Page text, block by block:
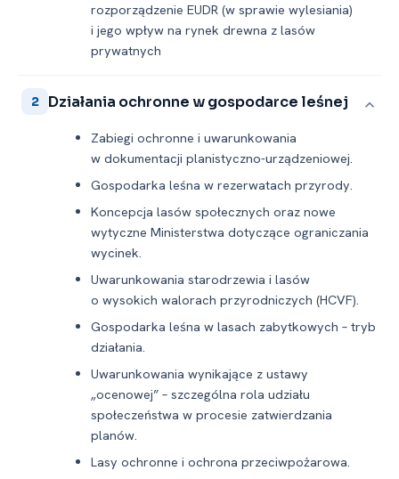
rozporządzenie EUDR (w sprawie wylesiania)
i jego wpływ na rynek drewna z lasów
prywatnych
2 Działania ochronne w gospodarce leśnej
Zabiegi ochronne i uwarunkowania
w dokumentacji planistyczno-urządzeniowej.
Gospodarka leśna w rezerwatach przyrody.
Koncepcja lasów społecznych oraz nowe
wytyczne Ministerstwa dotyczące ograniczania
wycinek.
Uwarunkowania starodrzewia i lasów
o wysokich walorach przyrodniczych (HCVF).
Gospodarka leśna w lasach zabytkowych – tryb
działania.
Uwarunkowania wynikające z ustawy
„ocenowej” – szczególna rola udziału
społeczeństwa w procesie zatwierdzania
planów.
Lasy ochronne i ochrona przeciwpożarowa.